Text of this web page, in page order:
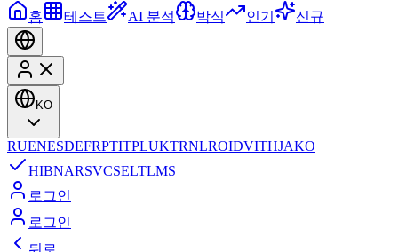
홈
테스트 AI 분석 박식 인기 신규
KO
RUENESDEFRPTITPLUKTRNLROIDVITHJAKO
HIBNARSVCSELTLMS
로그인
로그인
뒤로